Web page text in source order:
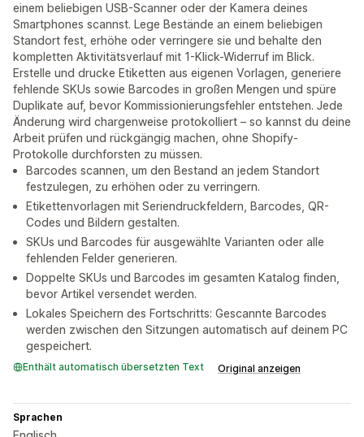
einem beliebigen USB-Scanner oder der Kamera deines
Smartphones scannst. Lege Bestände an einem beliebigen
Standort fest, erhöhe oder verringere sie und behalte den
kompletten Aktivitätsverlauf mit 1-Klick-Widerruf im Blick.
Erstelle und drucke Etiketten aus eigenen Vorlagen, generiere
fehlende SKUs sowie Barcodes in großen Mengen und spüre
Duplikate auf, bevor Kommissionierungsfehler entstehen. Jede
Änderung wird chargenweise protokolliert – so kannst du deine
Arbeit prüfen und rückgängig machen, ohne Shopify-
Protokolle durchforsten zu müssen.
Barcodes scannen, um den Bestand an jedem Standort
festzulegen, zu erhöhen oder zu verringern.
Etikettenvorlagen mit Seriendruckfeldern, Barcodes, QR-
Codes und Bildern gestalten.
SKUs und Barcodes für ausgewählte Varianten oder alle
fehlenden Felder generieren.
Doppelte SKUs und Barcodes im gesamten Katalog finden,
bevor Artikel versendet werden.
Lokales Speichern des Fortschritts: Gescannte Barcodes
werden zwischen den Sitzungen automatisch auf deinem PC
gespeichert.
Enthält automatisch übersetzten Text Original anzeigen
Sprachen